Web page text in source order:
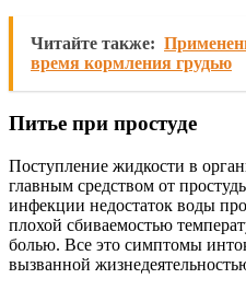
Читайте также:
время кормления грудью
Питье при простуде
Поступление жидкости в
главным средством от
инфекции недостаток воды
плохой сбиваемостью
болью. Все это симптомы
вызванной